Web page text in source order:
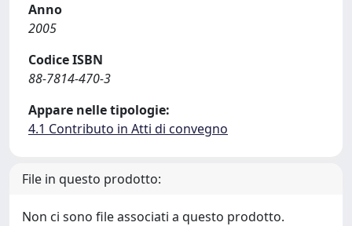
Anno
2005
Codice ISBN
88-7814-470-3
Appare nelle tipologie:
4.1 Contributo in Atti di convegno
File in questo prodotto:
Non ci sono file associati a questo prodotto.